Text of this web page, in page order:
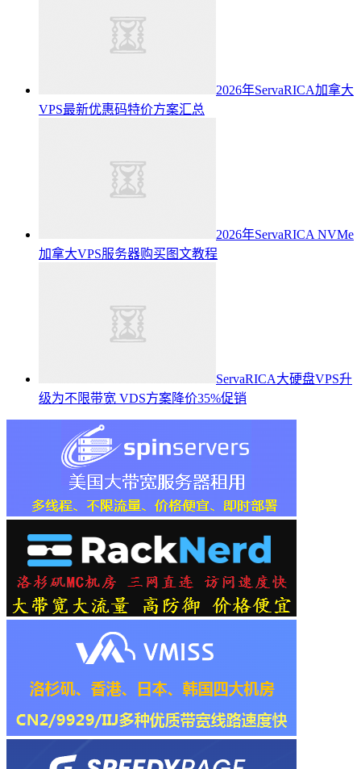
2026年ServaRICA加拿大
VPS最新优惠码特价方案汇总
2026年ServaRICA NVMe
加拿大VPS服务器购买图文教程
ServaRICA大硬盘VPS升
级为不限带宽 VDS方案降价35%促销